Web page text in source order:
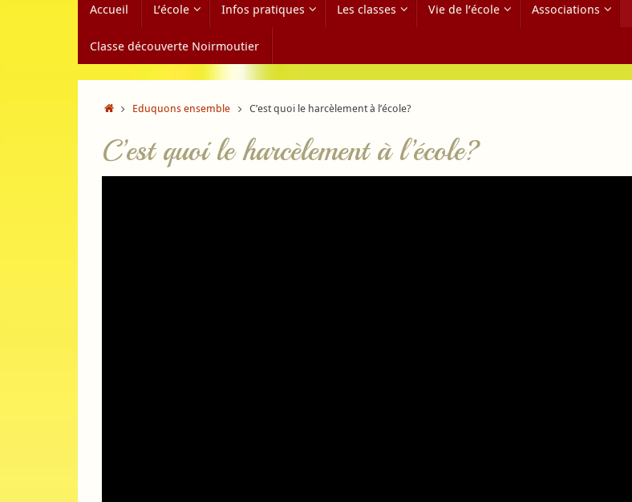
Accueil L’école Infos pratiques Les classes Vie de l’école Associations
Classe découverte Noirmoutier
AccueilEduquons ensemble C’est quoi le harcèlement à l’école?
C’est quoi le harcèlement à l’école?